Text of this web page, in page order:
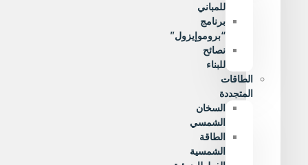
للمباني
برنامج
“بروموإيزول”
نصائح
للبناء
الطاقات
المتجددة
السخان
الشمسي
الطاقة
الشمسية